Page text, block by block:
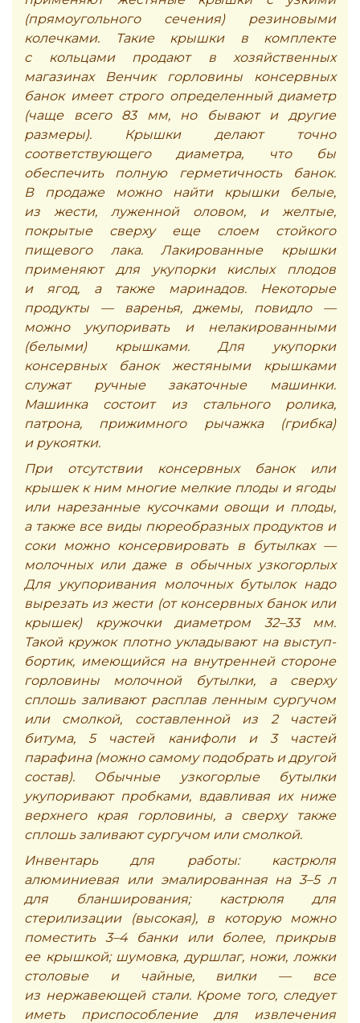
(прямоугольного сечения) резиновыми
колечками. Такие крышки в комплекте
с кольцами продают в хозяйственных
магазинах Венчик горловины консервных
банок имеет строго определенный диаметр
(чаще всего 83 мм, но бывают и другие
размеры). Крышки делают точно
соответствующего диаметра, что бы
обеспечить полную герметичность банок.
В продаже можно найти крышки белые,
из жести, луженной оловом, и желтые,
покрытые сверху еще слоем стойкого
пищевого лака. Лакированные крышки
применяют для укупорки кислых плодов
и ягод, а также маринадов. Некоторые
продукты — варенья, джемы, повидло —
можно укупоривать и нелакированными
(белыми) крышками. Для укупорки
консервных банок жестяными крышками
служат ручные закаточные машинки.
Машинка состоит из стального ролика,
патрона, прижимного рычажка (грибка)
и рукоятки.
При отсутствии консервных банок или
крышек к ним многие мелкие плоды и ягоды
или нарезанные кусочками овощи и плоды,
а также все виды пюреобразных продуктов и
соки можно консервировать в бутылках —
молочных или даже в обычных узкогорлых
Для укупоривания молочных бутылок надо
вырезать из жести (от консервных банок или
крышек) кружочки диаметром 32–33 мм.
Такой кружок плотно укладывают на выступ-
бортик, имеющийся на внутренней стороне
горловины молочной бутылки, а сверху
сплошь заливают расплав ленным сургучом
или смолкой, составленной из 2 частей
битума, 5 частей канифоли и 3 частей
парафина (можно самому подобрать и другой
состав). Обычные узкогорлые бутылки
укупоривают пробками, вдавливая их ниже
верхнего края горловины, а сверху также
сплошь заливают сургучом или смолкой.
Инвентарь для работы: кастрюля
алюминиевая или эмалированная на 3–5 л
для бланширования; кастрюля для
стерилизации (высокая), в которую можно
поместить 3–4 банки или более, прикрыв
ее крышкой; шумовка, дуршлаг, ножи, ложки
столовые и чайные, вилки — все
из нержавеющей стали. Кроме того, следует
иметь приспособление для извлечения